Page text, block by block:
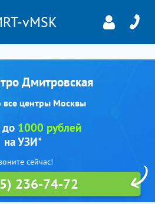
vMSK
Дмитровская
все центры Москвы
до 1000 рублей
на УЗИ*
сейчас!
236-74-72